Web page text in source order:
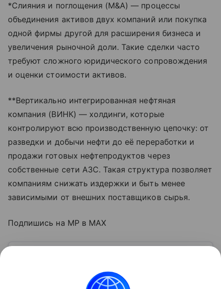
*Слияния и поглощения (M&A) — процессы
объединения активов двух компаний или покупка
одной фирмы другой для расширения бизнеса и
увеличения рыночной доли. Такие сделки часто
требуют сложного юридического сопровождения
и оценки стоимости активов.
**Вертикально интегрированная нефтяная
компания (ВИНК) — холдинги, которые
контролируют всю производственную цепочку: от
разведки и добычи нефти до её переработки и
продажи готовых нефтепродуктов через
собственные сети АЗС. Такая структура позволяет
компаниям снижать издержки и быть менее
зависимыми от внешних поставщиков сырья.
Подпишись на MP в MAX
В статье рассмотрим, что скрывается за понятием
капитала, какие его виды существуют и как им